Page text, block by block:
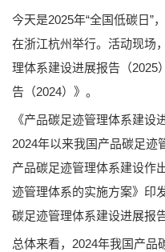
今天是2025年“全国低碳日”
在浙江杭州举行。活动现场
理体系建设进展报告（2025
告（2024）》。
《产品碳足迹管理体系建设
2024年以来我国产品碳足迹
产品碳足迹管理体系建设作
迹管理体系的实施方案》印
碳足迹管理体系建设进展报告
总体来看，2024年我国产品